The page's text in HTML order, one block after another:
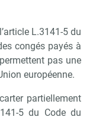
L.3141-5 du
congés payés à
pas une
européenne.
partiellement
5 du Code du